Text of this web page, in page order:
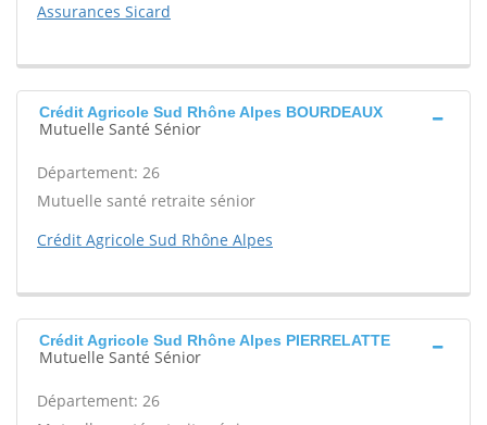
Assurances Sicard
Crédit Agricole Sud Rhône Alpes BOURDEAUX
Mutuelle Santé Sénior
Département: 26
Mutuelle santé retraite sénior
Crédit Agricole Sud Rhône Alpes
Crédit Agricole Sud Rhône Alpes PIERRELATTE
Mutuelle Santé Sénior
Département: 26